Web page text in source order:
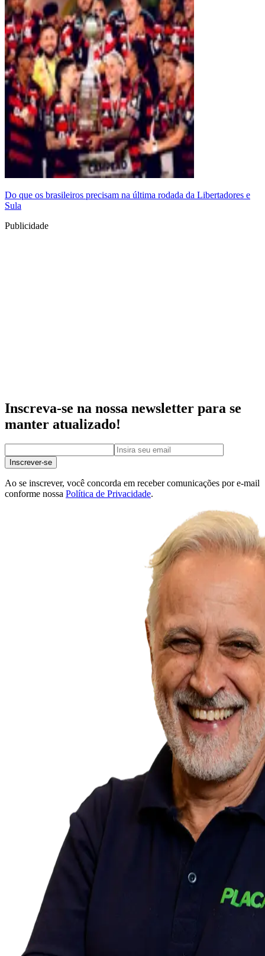
Do que os brasileiros precisam na última rodada da Libertadores e
Sula
Publicidade
Inscreva-se na nossa newsletter para se
manter atualizado!
Inscrever-se
Ao se inscrever, você concorda em receber comunicações por e-mail
conforme nossa Política de Privacidade.